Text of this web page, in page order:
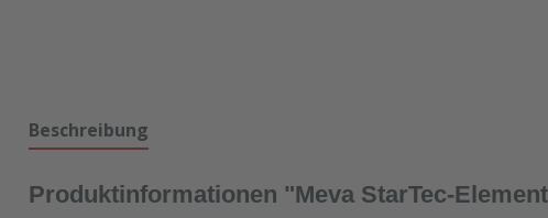
Beschreibung
Produktinformationen "Meva StarTec-